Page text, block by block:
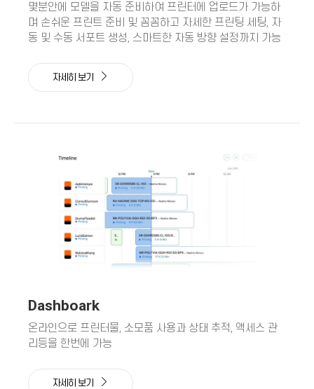
몇분안에 모델을 자동 준비하여 프린터에 업로드가 가능하
며 손쉬운 프린트 준비 및 꼼꼼하고 자세한 프린팅 세팅, 자
동 및 수동 서포트 생성, 스마트한 자동 방향 설정까지 가능
자세히 보기
Dashboark
온라인으로 프린터물, 소모품 사용과 상태 추적, 액세스 관
리등을 한번에 가능
자세히 보기